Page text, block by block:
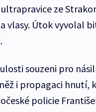
ze
vlasy. Útok vyvolal
souzeni pro
i propagaci hnutí,
policie